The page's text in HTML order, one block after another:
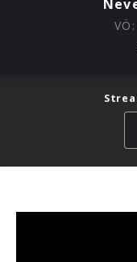
VÖ: